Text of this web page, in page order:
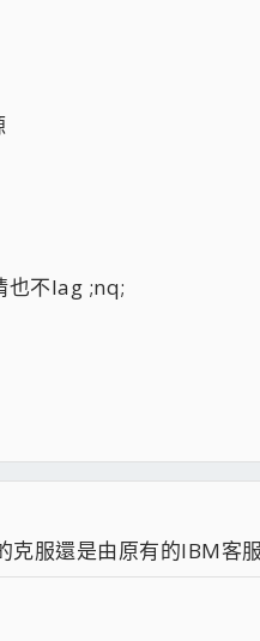
也不lag ;nq;
服還是由原有的IBM客